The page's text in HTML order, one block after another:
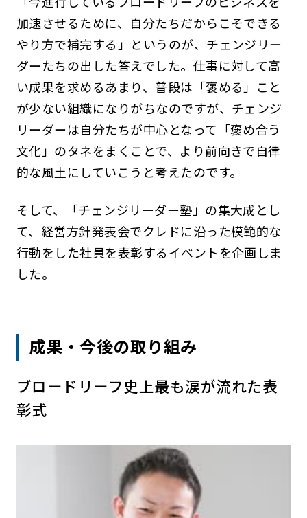
加速させるために、自分たちだからこそできる
やり方で補完する」というのが、チェンジリー
ダーたちの出した答えでした。仕事に対して高
い成果を求めるあまり、普段は「褒める」こと
が少ない組織になりがちなのですが、チェンジ
リーダーは自分たちが中心となって「褒め合う
文化」のタネをまくことで、より前向きで自律
的な風土にしていこうと考えたのです。
そして、「チェンジリーダー塾」の集大成とし
て、経営方針発表会でクレドに沿った模範的な
行動をした社員を表彰するイベントを企画しま
した。
成果・今後の取り組み
ブロードリーフ史上最も涙が流れた表
彰式